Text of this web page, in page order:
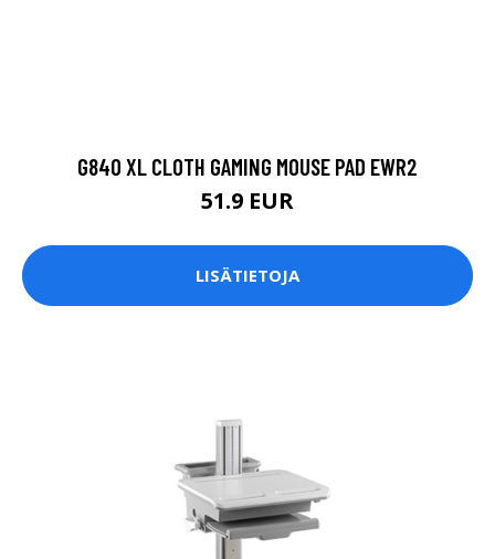
G840 XL CLOTH GAMING MOUSE PAD EWR2
51.9 EUR
LISÄTIETOJA